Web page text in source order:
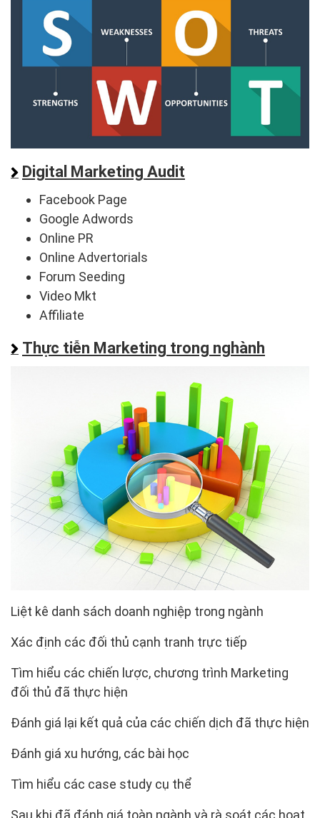
Digital Marketing Audit
Facebook Page
Google Adwords
Online PR
Online Advertorials
Forum Seeding
Video Mkt
Affiliate
Thực tiễn Marketing trong nghành
Liệt kê danh sách doanh nghiệp trong ngành
Xác định các đối thủ cạnh tranh trực tiếp
Tìm hiểu các chiến lược, chương trình Marketing
đối thủ đã thực hiện
Đánh giá lại kết quả của các chiến dịch đã thực hiện
Đánh giá xu hướng, các bài học
Tìm hiểu các case study cụ thể
Sau khi đã đánh giá toàn ngành và rà soát các hoạt